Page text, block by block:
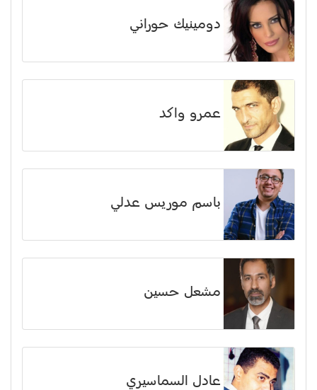
دومينيك حوراني
عمرو واكد
باسم موريس عدلي
مشعل حسين
عادل السماسيري